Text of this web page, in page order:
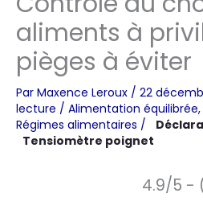
aliments à
pièges à éviter
Par Maxence Leroux / 22
lecture / Alimentation équilibrée,
Régimes alimentaires /
Tensiomètre poignet
4.9/5 -